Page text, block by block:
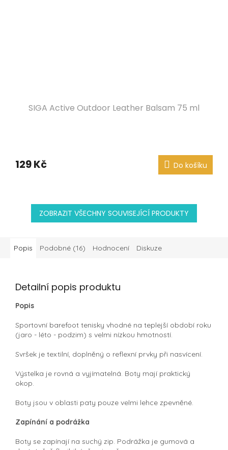
SIGA Active Outdoor Leather Balsam 75 ml
129 Kč Do košíku
ZOBRAZIT VŠECHNY SOUVISEJÍCÍ PRODUKTY
Popis Podobné (16) Hodnocení Diskuze
Detailní popis produktu
Popis
Sportovní barefoot tenisky vhodné na teplejší období roku
(jaro - léto - podzim) s velmi nízkou hmotností.
Svršek je textilní, doplněný o reflexní prvky při nasvícení.
Výstelka je rovná a vyjímatelná. Boty mají praktický
okop.
Boty jsou v oblasti paty pouze velmi lehce zpevněné.
Zapínání a podrážka
Boty se zapínají na suchý zip. Podrážka je gumová a